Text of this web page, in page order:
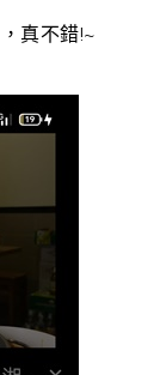
真不錯!~